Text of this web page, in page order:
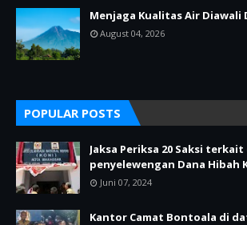
Menjaga Kualitas Air Diawali
August 04, 2026
POPULAR POSTS
Jaksa Periksa 20 Saksi
penyelewengan Dana Hibah
Juni 07, 2024
Kantor Camat Bontoala di